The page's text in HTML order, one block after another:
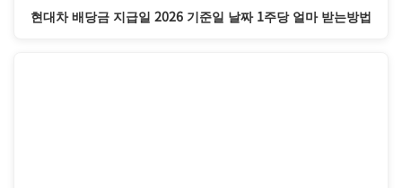
현대차 배당금 지급일 2026 기준일 날짜 1주당 얼마 받는방법